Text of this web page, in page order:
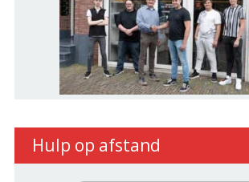
Hulp op afstand